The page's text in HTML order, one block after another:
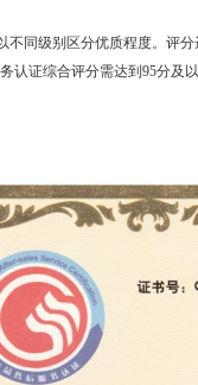
同级别区分优质程度。评分
认证综合评分需达到95分及以